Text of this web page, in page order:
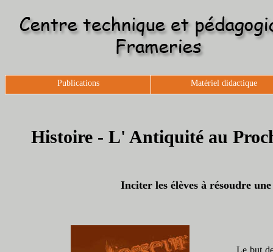
Publications Matériel didactique
Histoire - L' Antiquité au
Inciter les élèves à résoudre
Le but